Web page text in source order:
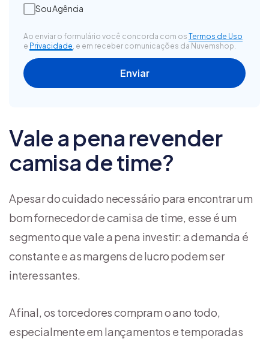
Sou Agência
Ao enviar o formulário você concorda com os Termos de Uso
e Privacidade , e em receber comunicações da Nuvemshop.
Vale a pena revender
camisa de time?
Apesar do cuidado necessário para encontrar um
bom fornecedor de camisa de time, esse é um
segmento que vale a pena investir: a demanda é
constante e as margens de lucro podem ser
interessantes.
Afinal, os torcedores compram o ano todo,
especialmente em lançamentos e temporadas